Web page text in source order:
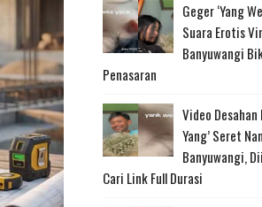
Geger ‘Yang
Suara Erotis
Banyuwangi
Penasaran
Video Desahan
Yang’ Seret
Banyuwangi,
Cari Link Full Durasi